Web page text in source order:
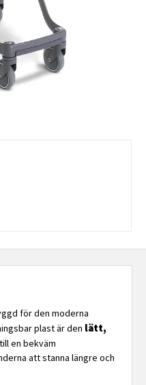
för den moderna
plast är den lätt,
en bekväm
att stanna längre och